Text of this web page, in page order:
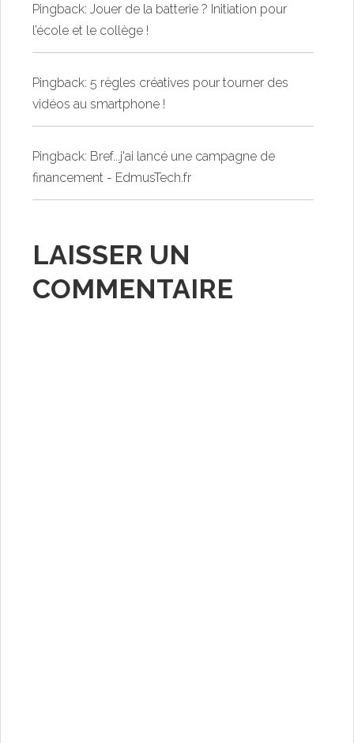
Pingback: Jouer de la batterie ? Initiation pour
l’école et le collège !
Pingback: 5 règles créatives pour tourner des
vidéos au smartphone !
Pingback: Bref...j'ai lancé une campagne de
financement - EdmusTech.fr
LAISSER UN
COMMENTAIRE